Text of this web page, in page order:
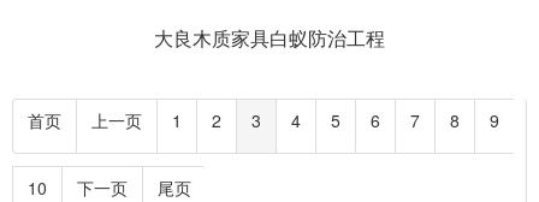
大良木质家具白蚁防治工程
首页 上一页 1 2 3 4 5 6 7 8 9
10 下一页 尾页